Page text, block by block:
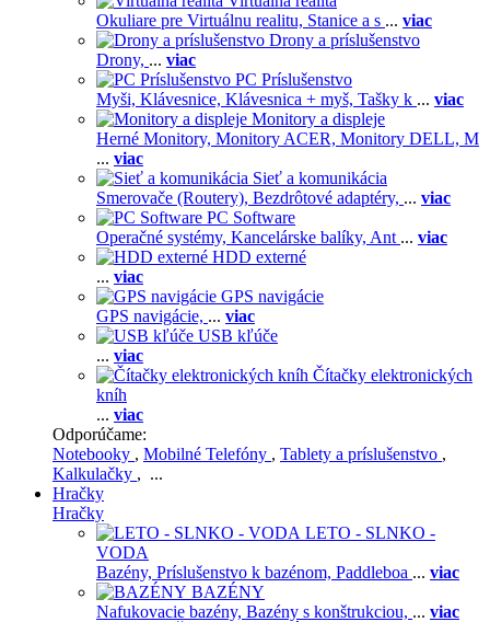
Okuliare pre Virtuálnu realitu, Stanice a s ... viac
Drony a príslušenstvo
Drony, ... viac
PC Príslušenstvo
Myši, Klávesnice, Klávesnica + myš, Tašky k ... viac
Monitory a displeje
Herné Monitory, Monitory ACER, Monitory DELL, M
... viac
Sieť a komunikácia
Smerovače (Routery), Bezdrôtové adaptéry, ... viac
PC Software
Operačné systémy, Kancelárske balíky, Ant ... viac
HDD externé
... viac
GPS navigácie
GPS navigácie, ... viac
USB kľúče
... viac
Čítačky elektronických
kníh
... viac
Odporúčame:
Notebooky , Mobilné Telefóny , Tablety a príslušenstvo ,
Kalkulačky , ...
Hračky
Hračky
LETO - SLNKO -
VODA
Bazény, Príslušenstvo k bazénom, Paddleboa ... viac
BAZÉNY
Nafukovacie bazény, Bazény s konštrukciou, ... viac